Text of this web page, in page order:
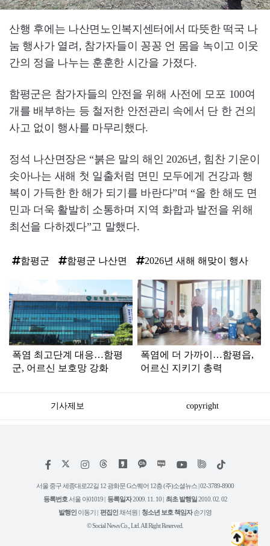
산행 후에는 나산면노인복지센터에서 따뜻한 떡국 나
눔 행사가 열려, 참가자들이 꽁꽁 언 몸을 녹이고 이웃
간의 정을 나누는 훈훈한 시간을 가졌다.
함평군은 참가자들의 안전을 위해 사전에 모포 100여
개를 배부하는 등 철저한 안전관리 속에서 단 한 건의
사고 없이 행사를 마무리했다.
정석 나산면장은 “붉은 말의 해인 2026년, 힘찬 기운이
솟아나는 새해 첫 일출처럼 면민 모두에게 건강과 행
복이 가득한 한 해가 되기를 바란다”며 “올 한 해도 면
민과 더욱 활발히 소통하며 지역 화합과 발전을 위해
최선을 다하겠다”고 말했다.
함평군 함평군 나산면 2026년 새해 해맞이 행사
탑
라
인
폭염 최고단계 대응…함평
군, 어르신 보호망 강화
폭염에 더 가까이…함평읍,
어르신 지키기 총력
기사제보 copyright
페
스
북
인
타
그
램
위
트
리
유
튜
틱
서울 중구 세종대로22길 12 광화문 G스퀘어 12층 (주)소셜뉴스 | 02-3789-8900
등록번호 서울 아01019 | 등록일자2009. 11. 10 | 최초 발행일2010. 02. 02
발행인 이동기 | 편집인채석원 | 청소년 보호 책임자손기영
© Social News Co., Ltd. All Right Reserved.